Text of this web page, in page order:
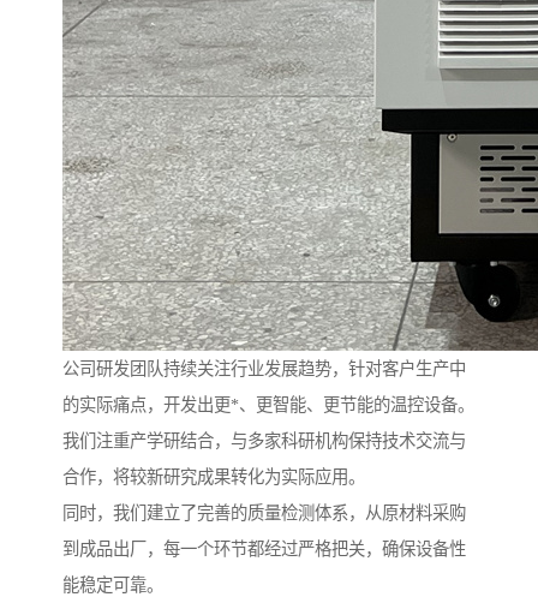
公司研发团队持续关注行业发展趋势，针对客户生产中
的实际痛点，开发出更*、更智能、更节能的温控设备。
我们注重产学研结合，与多家科研机构保持技术交流与
合作，将较新研究成果转化为实际应用。
同时，我们建立了完善的质量检测体系，从原材料采购
到成品出厂，每一个环节都经过严格把关，确保设备性
能稳定可靠。